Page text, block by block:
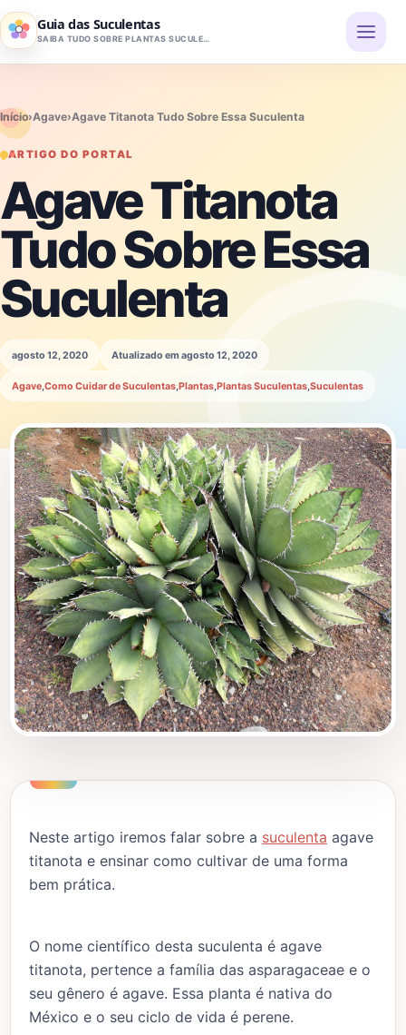
Pular para o conteúdo
Guia das Suculentas
SAIBA TUDO SOBRE PLANTAS SUCULENTAS
Início›Agave›Agave Titanota Tudo Sobre Essa Suculenta
ARTIGO DO PORTAL
Agave Titanota
Tudo Sobre Essa
Suculenta
agosto 12, 2020 Atualizado em agosto 12, 2020
Agave Como Cuidar de Suculentas Plantas Plantas Suculentas Suculentas
Neste artigo iremos falar sobre a suculenta agave
titanota e ensinar como cultivar de uma forma
bem prática.
O nome científico desta suculenta é agave
titanota, pertence a família das asparagaceae e o
seu gênero é agave. Essa planta é nativa do
México e o seu ciclo de vida é perene.